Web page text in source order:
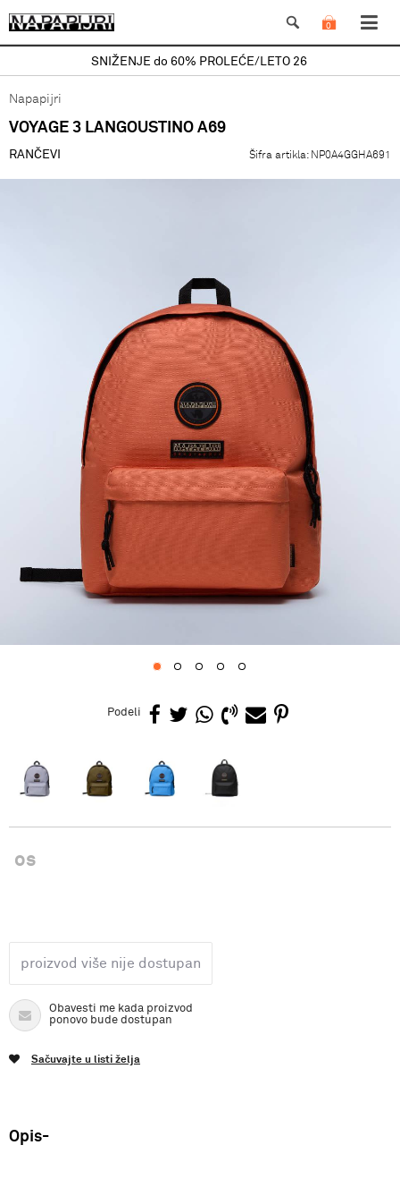
0
SNIŽENJE do 60% PROLEĆE/LETO 26
Napapijri
VOYAGE 3 LANGOUSTINO A69
RANČEVI Šifra artikla: NP0A4GGHA691
Podeli
os
proizvod više nije dostupan
Obavesti me kada proizvod
ponovo bude dostupan
Sačuvajte u listi želja
Opis